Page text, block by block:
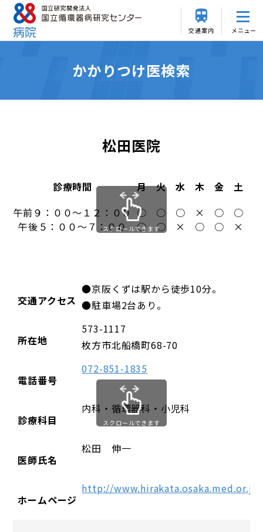
交通案内 メニュー
かかりつけ医検索
松田医院
診療時間 月 火 水 木 金 土
午前９：００～１２：００ ○ ○ ○ × ○ ○
午後５：００～７：００
○ ○ × ○ ○ ×
スクロールできます
交通アクセス
●京阪くずは駅から徒歩10分。
●駐車場2台あり。
所在地
573-1117
枚方市北船橋町68-70
電話番号
072-851-1835
診療科目
内科・循環器科・小児科
医師氏名
松田 伸一
ホームページ
http://
スクロールできます